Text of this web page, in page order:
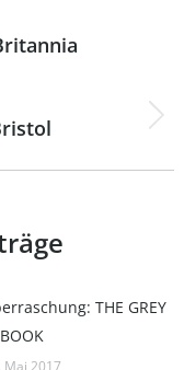
THE GREY
BOOK
Mai 2017